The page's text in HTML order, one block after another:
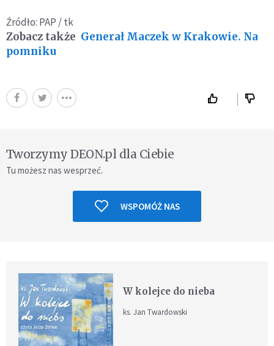
Źródło: PAP / tk
Zobacz także Generał Maczek w Krakowie. Na
pomniku
Tworzymy DEON.pl dla Ciebie
Tu możesz nas wesprzeć.
WSPOMÓŻ NAS
W kolejce do nieba
ks. Jan Twardowski